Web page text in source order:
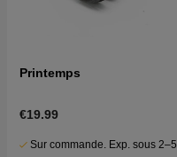
Printemps
€19.99
Sur commande. Exp. sous 2–5